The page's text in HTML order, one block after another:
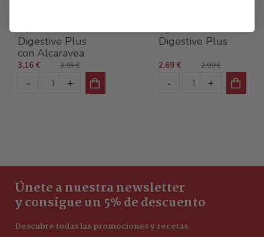
cápsulas
Digestive Plus
con Alcaravea
3,16 € 3,95 €
digestión
Digestive Plus
2,69 € 2,99 €
Únete a nuestra newsletter
y consigue un 5% de descuento
Descubre todas las promociones y recetas